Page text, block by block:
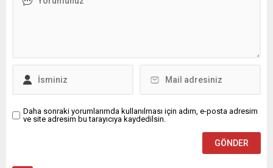
Daha sonraki yorumlarımda kullanılması için adım, e-posta adresim
ve site adresim bu tarayıcıya kaydedilsin.